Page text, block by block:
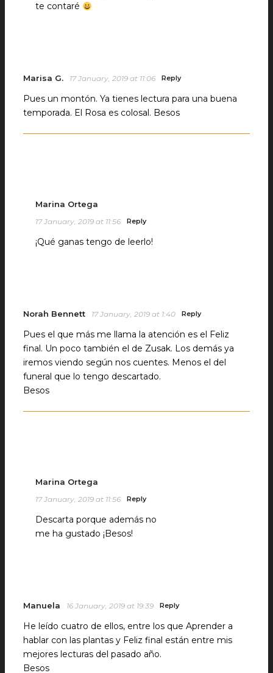
te contaré
Marisa G. 17 January, 2019 at 11:06 Reply
Pues un montón. Ya tienes lectura para una buena
temporada. El Rosa es colosal. Besos
Marina Ortega
17 January, 2019 at 11:56 Reply
¡Qué ganas tengo de leerlo!
Norah Bennett 17 January, 2019 at 1:40 Reply
Pues el que más me llama la atención es el Feliz
final. Un poco también el de Zusak. Los demás ya
iremos viendo según nos cuentes. Menos el del
funeral que lo tengo descartado.
Besos
Marina Ortega
17 January, 2019 at 11:56 Reply
Descarta porque además no
me ha gustado ¡Besos!
Manuela 16 January, 2019 at 19:39 Reply
He leído cuatro de ellos, entre los que Aprender a
hablar con las plantas y Feliz final están entre mis
mejores lecturas del pasado año.
Besos